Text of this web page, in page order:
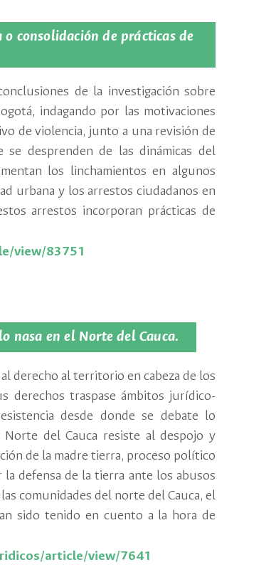
consolidación de prácticas de
de la investigación sobre
indagando por las motivaciones
de violencia, junto a una revisión de
desprenden de las dinámicas del
los linchamientos en algunos
urbana y los arrestos ciudadanos en
arrestos incorporan prácticas de
view/83751
nasa en el Norte del Cauca.
derecho al territorio en cabeza de los
derechos traspase ámbitos jurídico-
desde donde se debate lo
del Cauca resiste al despojo y
de la madre tierra, proceso político
defensa de la tierra ante los abusos
comunidades del norte del Cauca, el
sido tenido en cuento a la hora de
article/view/7641